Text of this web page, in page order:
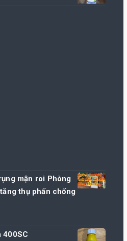
mận roi Phòng
thụ phấn chống
400SC